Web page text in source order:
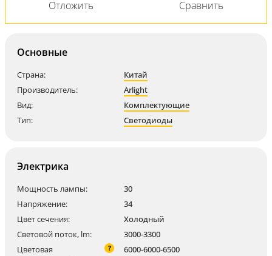
Основные
Страна:
Китай
Производитель:
Arlight
Вид:
Комплектующие
Тип:
Светодиоды
Электрика
Мощность лампы:
30
Напряжение:
34
Цвет сечения:
Холодный
Световой поток, lm:
3000-3300
Цветовая
? 6000-6000-6500